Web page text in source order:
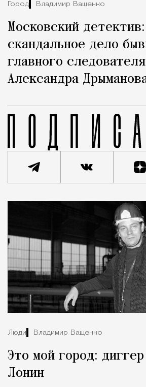
Город Владимир Ващенко
Московский детектив:
скандальное дело
главного
Александра
Люди Владимир Ващенко
Это мой город:
Лонин